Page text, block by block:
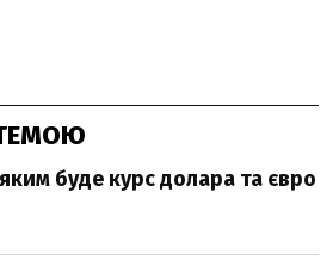
буде курс долара та євро